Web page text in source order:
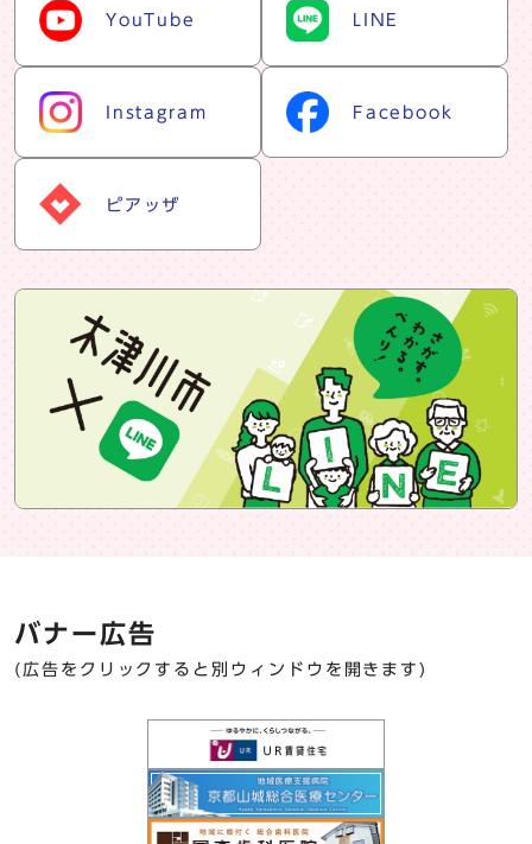
YouTube LINE
Instagram Facebook
ピアッザ
snsバナー
バナー広告
(広告をクリックすると別ウィンドウを開きます)